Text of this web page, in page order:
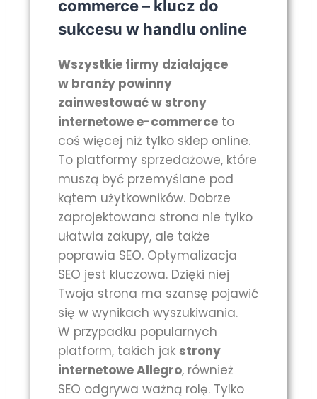
commerce – klucz do
sukcesu w handlu online
Wszystkie firmy działające
w branży powinny
zainwestować w strony
internetowe e-commerce to
coś więcej niż tylko sklep online.
To platformy sprzedażowe, które
muszą być przemyślane pod
kątem użytkowników. Dobrze
zaprojektowana strona nie tylko
ułatwia zakupy, ale także
poprawia SEO. Optymalizacja
SEO jest kluczowa. Dzięki niej
Twoja strona ma szansę pojawić
się w wynikach wyszukiwania.
W przypadku popularnych
platform, takich jak strony
internetowe Allegro, również
SEO odgrywa ważną rolę. Tylko